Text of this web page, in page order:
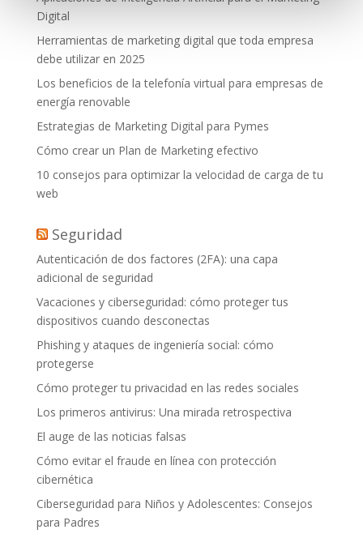
Digital
Herramientas de marketing digital que toda empresa
debe utilizar en 2025
Los beneficios de la telefonía virtual para empresas de
energía renovable
Estrategias de Marketing Digital para Pymes
Cómo crear un Plan de Marketing efectivo
10 consejos para optimizar la velocidad de carga de tu
web
Seguridad
Autenticación de dos factores (2FA): una capa
adicional de seguridad
Vacaciones y ciberseguridad: cómo proteger tus
dispositivos cuando desconectas
Phishing y ataques de ingeniería social: cómo
protegerse
Cómo proteger tu privacidad en las redes sociales
Los primeros antivirus: Una mirada retrospectiva
El auge de las noticias falsas
Cómo evitar el fraude en línea con protección
cibernética
Ciberseguridad para Niños y Adolescentes: Consejos
para Padres